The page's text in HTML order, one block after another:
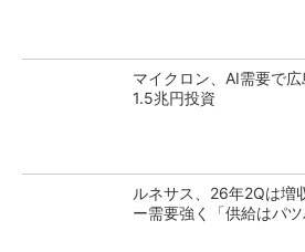
マイクロン、AI需要で
1.5兆円投資
ルネサス、26年2Qは
ー需要強く「供給はパツ